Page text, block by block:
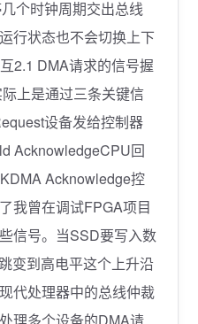
个时钟周期交出总线
行状态也不会切换上下
2.1 DMA请求的信号握
上是通过三条关键信
设备发给控制器
AcknowledgeCPU回
Acknowledge控
我曾在调试FPGA项目
信号。当SSD要写入数
变到高电平这个上升沿
代处理器中的总线仲裁
理多个设备的DMA请